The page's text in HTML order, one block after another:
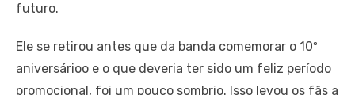
futuro.
Ele se retirou antes que da banda comemorar o 10º
aniversárioo e o que deveria ter sido um feliz período
promocional, foi um pouco sombrio. Isso levou os fãs a